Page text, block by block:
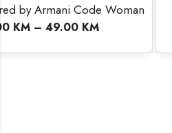
L'arome inspired by Hero
10.00KM